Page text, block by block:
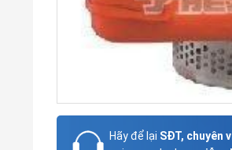
Hãy để lại SĐT, chuyên